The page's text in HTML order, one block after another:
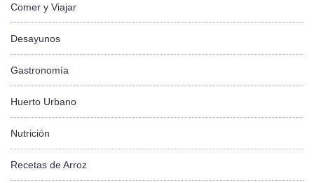
Comer y Viajar
Desayunos
Gastronomía
Huerto Urbano
Nutrición
Recetas de Arroz